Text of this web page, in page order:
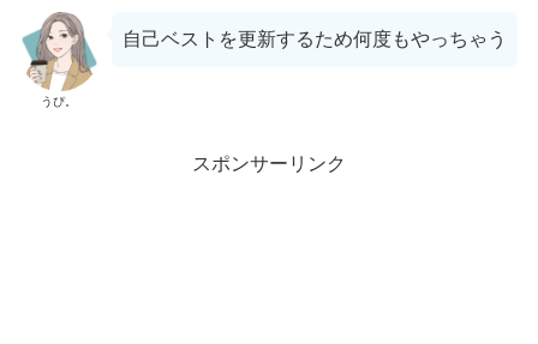
うぴ。
自己ベストを更新するため何度もやっちゃう
スポンサーリンク